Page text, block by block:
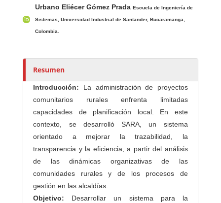
t
e
/
Urbano Eliécer Gómez PradaEscuela de Ingeniería de
Sistemas, Universidad Industrial de Santander, Bucaramanga,
Colombia.
Resumen
Introducción: La administración de proyectos
comunitarios rurales enfrenta limitadas
capacidades de planificación local. En este
contexto, se desarrolló SARA, un sistema
orientado a mejorar la trazabilidad, la
transparencia y la eficiencia, a partir del análisis
de las dinámicas organizativas de las
comunidades rurales y de los procesos de
gestión en las alcaldías.
Objetivo: Desarrollar un sistema para la